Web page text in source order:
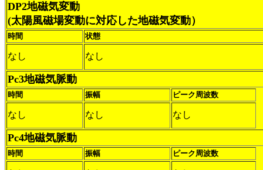
DP2地磁気変動
(太陽風磁場変動に対応した地磁気変動）
時間 状態
なし なし
Pc3地磁気脈動
時間 振幅 ピーク周波数
なし なし なし
Pc4地磁気脈動
時間 振幅 ピーク周波数